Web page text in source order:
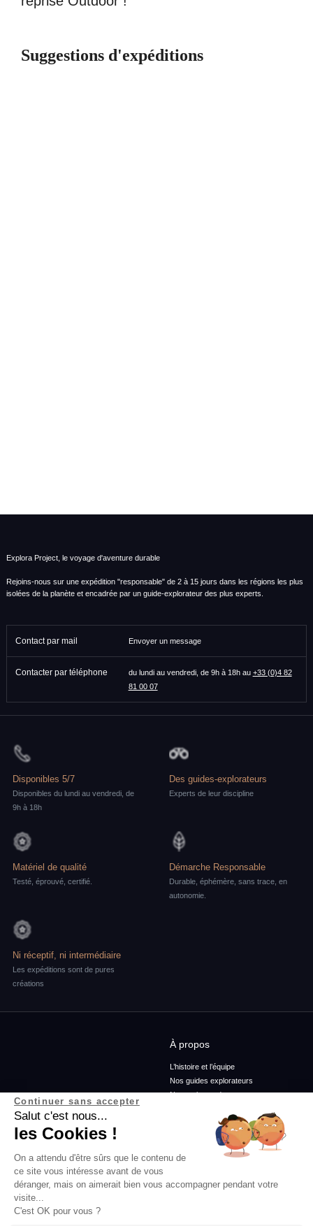
Suggestions d'expéditions
Explora Project, le voyage d'aventure durable
Rejoins-nous sur une expédition "responsable" de 2 à 15 jours dans les régions les plus
isolées de la planète et encadrée par un guide-explorateur des plus experts.
Contact par mail Envoyer un message
Contacter par téléphone du lundi au vendredi, de 9h à 18h au +33 (0)4 82
81 00 07
Disponibles 5/7
Disponibles du lundi au vendredi, de
9h à 18h
Des guides-explorateurs
Experts de leur discipline
Matériel de qualité
Testé, éprouvé, certifié.
Démarche Responsable
Durable, éphémère, sans trace, en
autonomie.
Ni réceptif, ni intermédiaire
Les expéditions sont de pures
créations
À propos
L’histoire et l’équipe
Nos guides explorateurs
Nos ambassadeurs
Conditions générales de vente
Conditions générales d'utilisation
Services
Rejoins-nous
Agence
Continuer sans accepter
Salut c'est nous...
les Cookies !
On a attendu d'être sûrs que le contenu de
ce site vous intéresse avant de vous
déranger, mais on aimerait bien vous accompagner pendant votre
visite...
C'est OK pour vous ?